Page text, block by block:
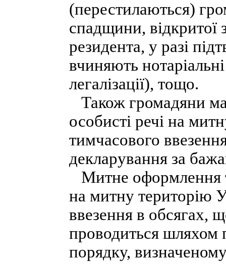
(перестилаються)
спадщини, відкритої
резидента, у разі
вчиняють нотаріальні
легалізації), тощо.
Також громадяни
особисті речі на
тимчасового
декларування за
Митне оформлення
на митну територію
ввезення в обсягах,
проводиться шляхом
порядку,